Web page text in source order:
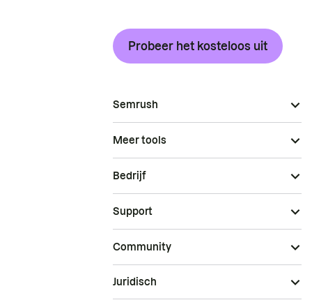
Probeer het kosteloos uit
Semrush
Meer tools
Bedrijf
Support
Community
Juridisch